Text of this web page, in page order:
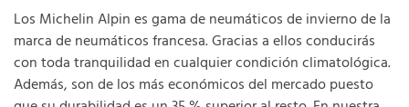
Los Michelin Alpin es gama de neumáticos de invierno de la
marca de neumáticos francesa. Gracias a ellos conducirás
con toda tranquilidad en cualquier condición climatológica.
Además, son de los más económicos del mercado puesto